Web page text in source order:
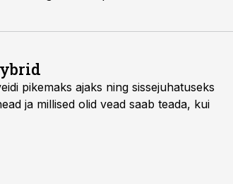
pikemaks ajaks ning sissejuhatuseks
ja millised olid vead saab teada, kui